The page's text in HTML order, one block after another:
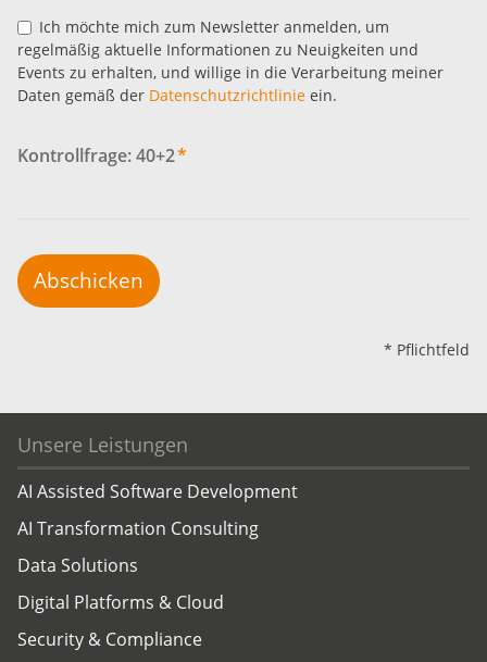
Ich möchte mich zum Newsletter anmelden, um
regelmäßig aktuelle Informationen zu Neuigkeiten und
Events zu erhalten, und willige in die Verarbeitung meiner
Daten gemäß der Datenschutzrichtlinie ein.
Kontrollfrage: 40+2*
Abschicken
* Pflichtfeld
Unsere Leistungen
AI Assisted Software Development
AI Transformation Consulting
Data Solutions
Digital Platforms & Cloud
Security & Compliance